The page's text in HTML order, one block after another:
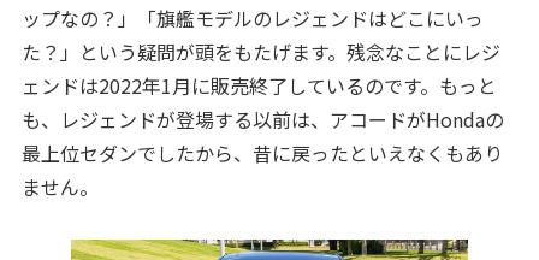
ップなの？」「旗艦モデルのレジェンドはどこにいっ
た？」という疑問が頭をもたげます。残念なことにレジ
ェンドは2022年1月に販売終了しているのです。もっと
も、レジェンドが登場する以前は、アコードがHondaの
最上位セダンでしたから、昔に戻ったといえなくもあり
ません。